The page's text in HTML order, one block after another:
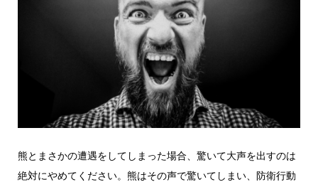
熊とまさかの遭遇をしてしまった場合、驚いて大声を出すのは
絶対にやめてください。熊はその声で驚いてしまい、防衛行動